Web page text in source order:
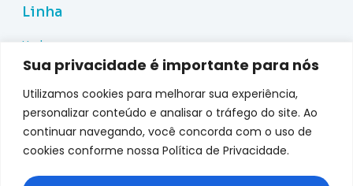
Sua privacidade é importante para nós
Utilizamos cookies para melhorar sua experiência,
personalizar conteúdo e analisar o tráfego do site. Ao
continuar navegando, você concorda com o uso de
cookies conforme nossa Política de Privacidade.
Linha
Hydac
Wika
Pepperl Fuchs
Metal Work
Metalplan
Top Fusion
Genebre